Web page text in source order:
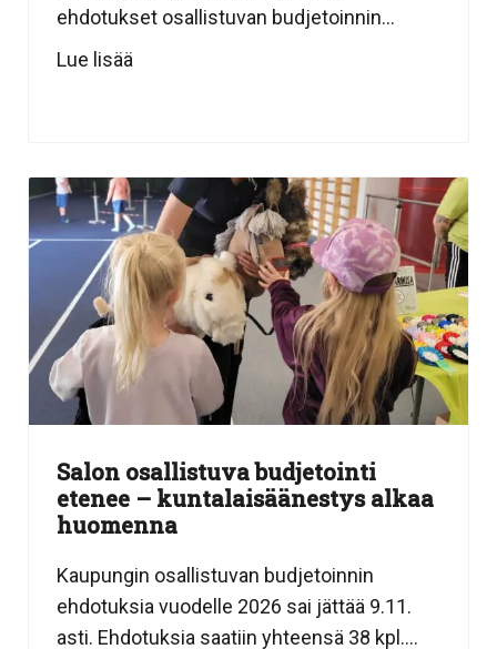
ehdotukset osallistuvan budjetoinnin...
Lue lisää
Salon osallistuva budjetointi
etenee – kuntalaisäänestys alkaa
huomenna
Kaupungin osallistuvan budjetoinnin
ehdotuksia vuodelle 2026 sai jättää 9.11.
asti. Ehdotuksia saatiin yhteensä 38 kpl....